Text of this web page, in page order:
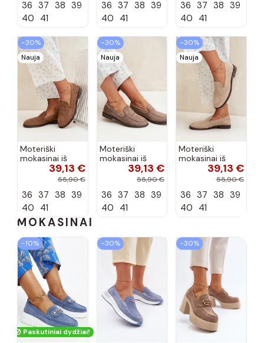
šokolado
spalvos Nesha
36 37 38 39
40 41
bordo spalvos
Nesha
36 37 38 39
40 41
36 37 38 39
40 41
−30%
Nauja
Moteriški
mokasinai iš
dirbtinės
zomšos, rudos
39,13 €
55,90 €
36 37 38 39
40 41
−30%
Nauja
Moteriški
mokasinai iš
dirbtinės
zomšos, molio
39,13 €
55,90 €
36 37 38 39
40 41
−30%
Nauja
Moteriški
mokasinai iš
dirbtinės
zomšos, smėlio
39,13 €
55,90 €
36 37 38 39
40 41
MOKASINAI
−10%
Paskutiniai dydžiai!
−30% −30%